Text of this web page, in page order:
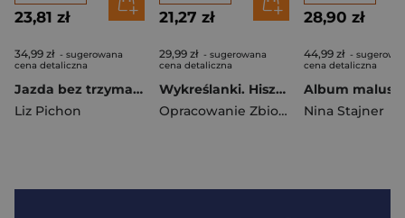
23,81 zł
34,99 zł - sugerowana
cena detaliczna
Jazda bez trzymanki (prawie). Tomek Łebski
Liz Pichon
21,27 zł
29,99 zł - sugerowana
cena detaliczna
Wykreślanki. Hiszpański
Opracowanie Zbiorowe
28,90 zł
44,99 zł -
cena detaliczna
Nina Stajner